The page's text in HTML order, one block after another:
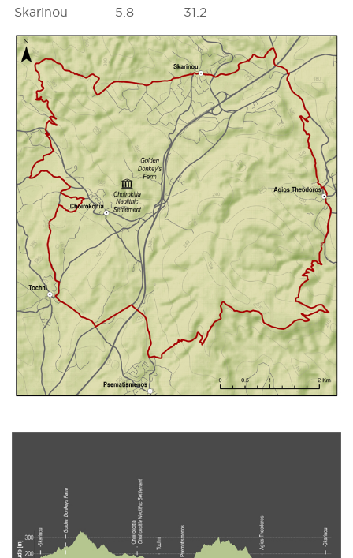
Skarinou 5.8 31.2